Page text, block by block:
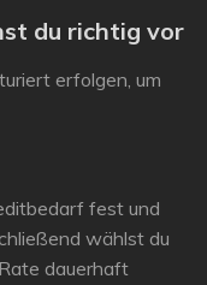
du richtig vor
erfolgen, um
fest und
wählst du
dauerhaft